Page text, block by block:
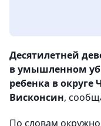
Десятилетней
в умышленном
ребенка в
Висконсин,
По словам